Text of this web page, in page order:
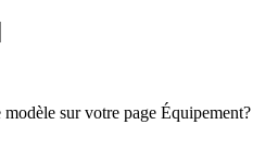
sur votre page Équipement?